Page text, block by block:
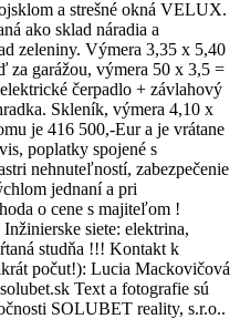
a strešné okná VELUX.
ako sklad náradia a
zeleniny. Výmera 3,35 x 5,40
za garážou, výmera 50 x 3,5 =
čerpadlo + závlahový
Skleník, výmera 4,10 x
je 416 500,-Eur a je vrátane
poplatky spojené s
nehnuteľností, zabezpečenie
jednaní a pri
o cene s majiteľom !
siete: elektrina,
studňa !!! Kontakt k
počut!): Lucia Mackovičová
Text a fotografie sú
SOLUBET reality, s.r.o..